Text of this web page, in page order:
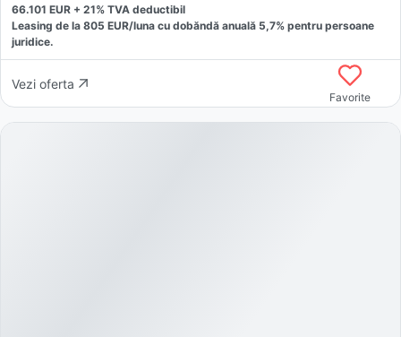
66.101 EUR + 21% TVA deductibil
Leasing de la 805 EUR/luna cu dobăndă anuală 5,7% pentru persoane
juridice.
Vezi oferta
Favorite